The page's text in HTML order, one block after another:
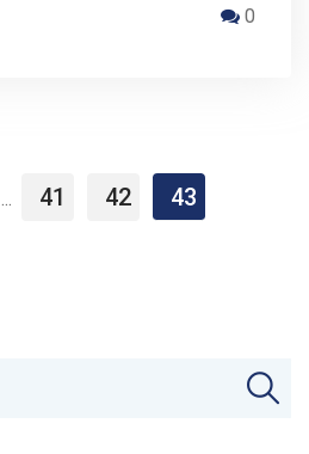
0
... 41 42 43